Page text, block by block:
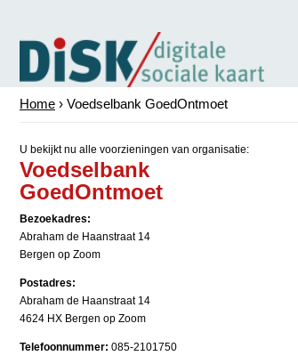
Home › Voedselbank GoedOntmoet
U bekijkt nu alle voorzieningen van organisatie:
Voedselbank
GoedOntmoet
Bezoekadres:
Abraham de Haanstraat 14
Bergen op Zoom
Postadres:
Abraham de Haanstraat 14
4624 HX Bergen op Zoom
Telefoonnummer: 085-2101750